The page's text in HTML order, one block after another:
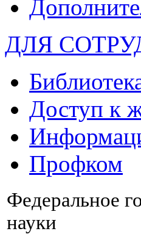
ДЛЯ
Доступ к
Профком
Федеральное
науки